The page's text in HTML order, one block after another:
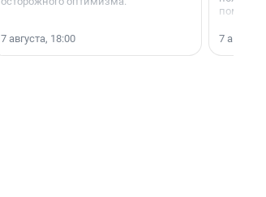
7 августа, 18:00 7